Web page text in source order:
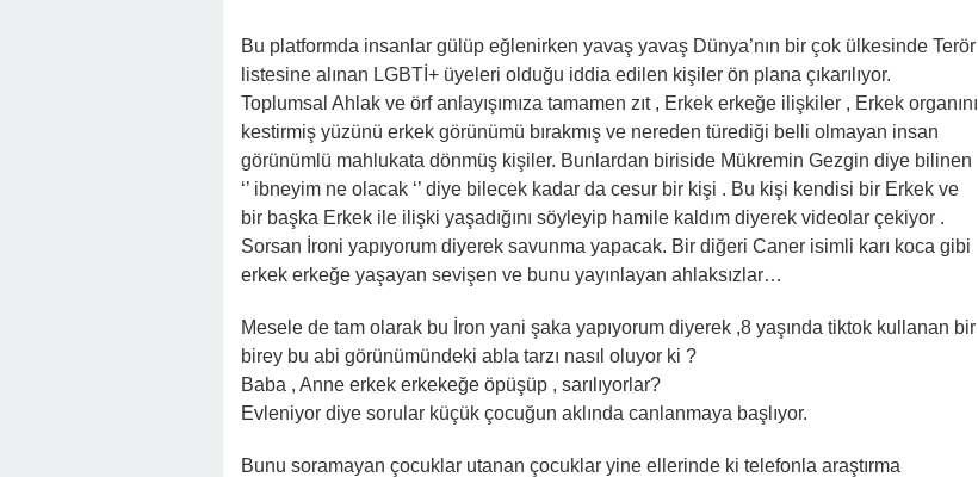
Bu platformda insanlar gülüp eğlenirken yavaş yavaş Dünya’nın bir çok ülkesinde Terör
listesine alınan LGBTİ+ üyeleri olduğu iddia edilen kişiler ön plana çıkarılıyor.
Toplumsal Ahlak ve örf anlayışımıza tamamen zıt , Erkek erkeğe ilişkiler , Erkek organını
kestirmiş yüzünü erkek görünümü bırakmış ve nereden türediği belli olmayan insan
görünümlü mahlukata dönmüş kişiler. Bunlardan biriside Mükremin Gezgin diye bilinen
‘’ ibneyim ne olacak ‘’ diye bilecek kadar da cesur bir kişi . Bu kişi kendisi bir Erkek ve
bir başka Erkek ile ilişki yaşadığını söyleyip hamile kaldım diyerek videolar çekiyor .
Sorsan İroni yapıyorum diyerek savunma yapacak. Bir diğeri Caner isimli karı koca gibi
erkek erkeğe yaşayan sevişen ve bunu yayınlayan ahlaksızlar…
Mesele de tam olarak bu İron yani şaka yapıyorum diyerek ,8 yaşında tiktok kullanan bir
birey bu abi görünümündeki abla tarzı nasıl oluyor ki ?
Baba , Anne erkek erkekeğe öpüşüp , sarılıyorlar?
Evleniyor diye sorular küçük çocuğun aklında canlanmaya başlıyor.
Bunu soramayan çocuklar utanan çocuklar yine ellerinde ki telefonla araştırma